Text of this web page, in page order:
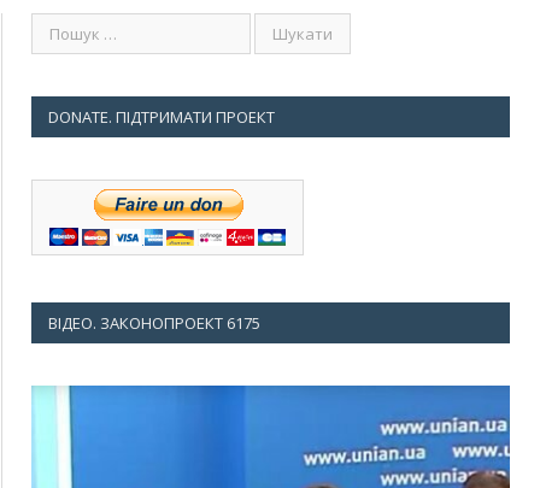
DONATE. ПІДТРИМАТИ ПРОЕКТ
ВІДЕО. ЗАКОНОПРОЕКТ 6175